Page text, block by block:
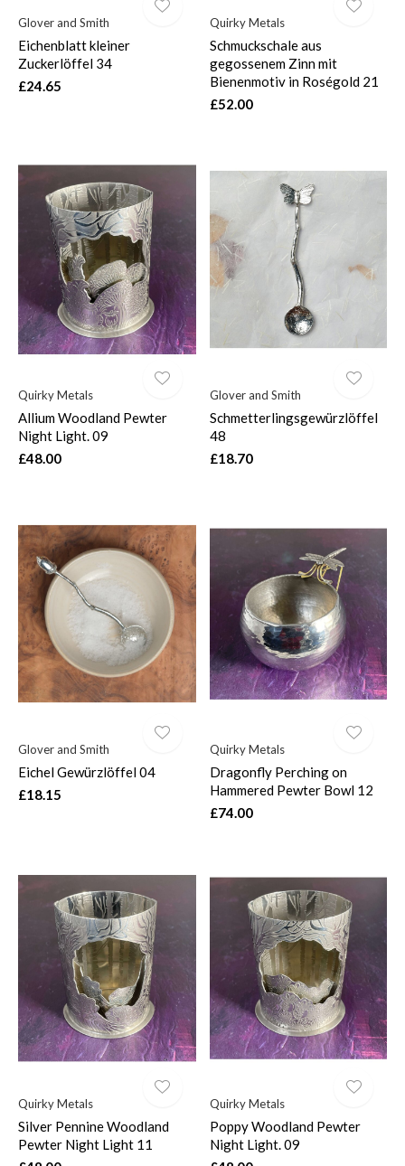
Glover and Smith
Eichenblatt kleiner
Zuckerlöffel 34
£24.65
Quirky Metals
Schmuckschale aus
gegossenem Zinn mit
Bienenmotiv in Roségold 21
£52.00
Quirky Metals
Allium Woodland Pewter
Night Light. 09
£48.00
Glover and Smith
Schmetterlingsgewürzlöffel
48
£18.70
Glover and Smith
Eichel Gewürzlöffel 04
£18.15
Quirky Metals
Dragonfly Perching on
Hammered Pewter Bowl 12
£74.00
Quirky Metals
Silver Pennine Woodland
Pewter Night Light 11
Quirky Metals
Poppy Woodland Pewter
Night Light. 09